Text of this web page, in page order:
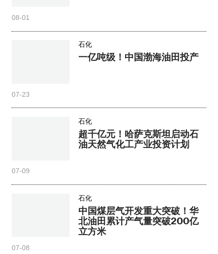
08-01
石化
一亿吨级！中国渤海油田投产
07-23
石化
超千亿元！哈萨克斯坦启动石
油天然气化工产业投资计划
07-09
石化
中国煤层气开发重大突破！华
北油田累计产气量突破200亿
立方米
07-08